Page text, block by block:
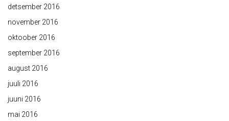
detsember 2016
november 2016
oktoober 2016
september 2016
august 2016
juuli 2016
juuni 2016
mai 2016